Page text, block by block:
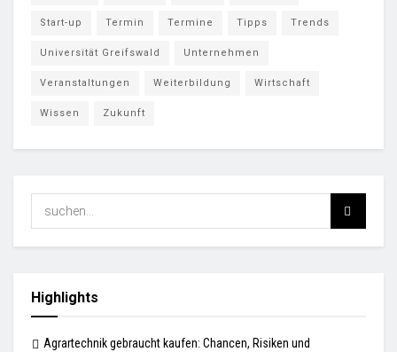
Start-up Termin Termine Tipps Trends
Universität Greifswald Unternehmen
Veranstaltungen Weiterbildung Wirtschaft
Wissen Zukunft
Highlights
Agrartechnik gebraucht kaufen: Chancen, Risiken und